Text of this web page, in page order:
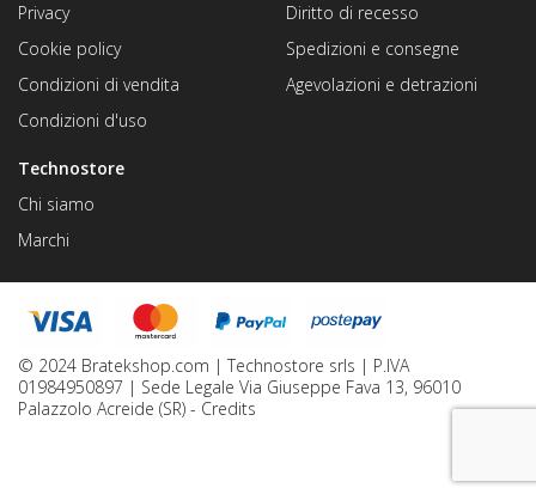
Technostore
Chi siamo
Marchi
Diritto di recesso
Spedizioni e consegne
Agevolazioni e detrazioni
Privacy
Cookie policy
Condizioni di vendita
Condizioni d'uso
© 2024 Bratekshop.com | Technostore srls | P.IVA
01984950897 | Sede Legale Via Giuseppe Fava 13, 96010
Palazzolo Acreide (SR) - Credits